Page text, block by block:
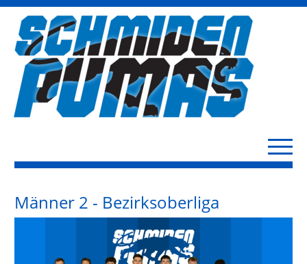
Männer 2 - Bezirksoberliga